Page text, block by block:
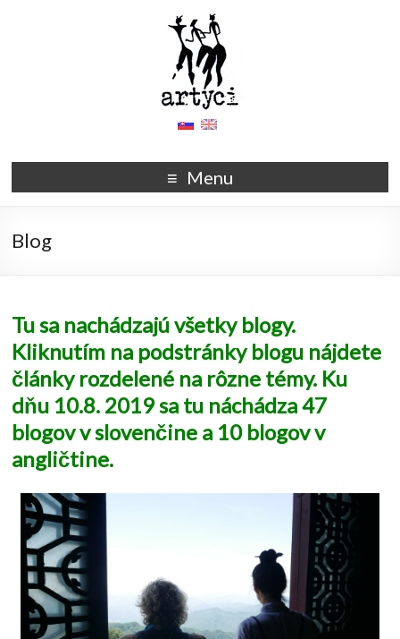
Menu
Blog
Tu sa nachádzajú všetky blogy.
Kliknutím na podstránky blogu nájdete
články rozdelené na rôzne témy. Ku
dňu 10.8. 2019 sa tu náchádza 47
blogov v slovenčine a 10 blogov v
angličtine.